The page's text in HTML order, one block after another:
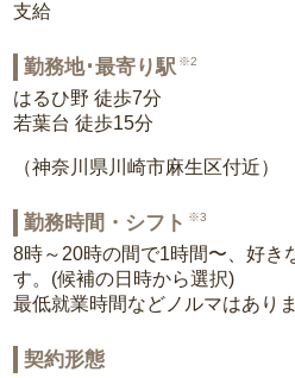
支給
勤務地･最寄り駅 ※2
はるひ野 徒歩7分
若葉台 徒歩15分
（神奈川県川崎市麻生区付近）
勤務時間・シフト ※3
8時～20時の間で1時間〜、好き
す。(候補の日時から選択)
最低就業時間などノルマはありま
契約形態